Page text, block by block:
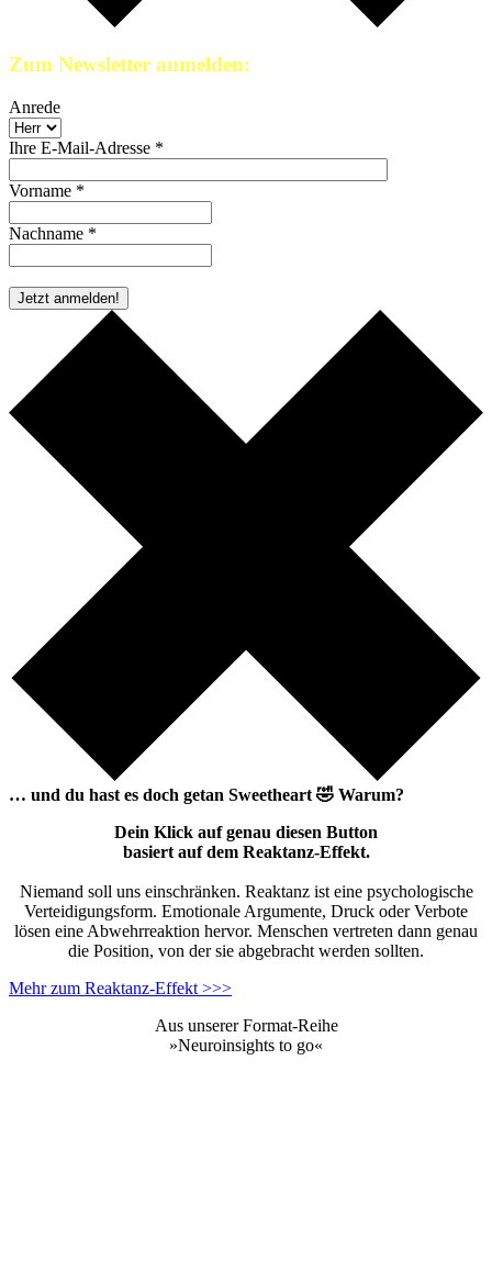
Zum Newsletter anmelden:
Anrede
Ihre E-Mail-Adresse *
Vorname *
Nachname *
… und du hast es doch getan Sweetheart 🤣 Warum?
Dein Klick auf genau diesen Button
basiert auf dem Reaktanz-Effekt.
Niemand soll uns einschränken. Reaktanz ist eine psychologische
Verteidigungsform. Emotionale Argumente, Druck oder Verbote
lösen eine Abwehrreaktion hervor. Menschen vertreten dann genau
die Position, von der sie abgebracht werden sollten.
Mehr zum Reaktanz-Effekt >>>
Aus unserer Format-Reihe
»Neuroinsights to go«